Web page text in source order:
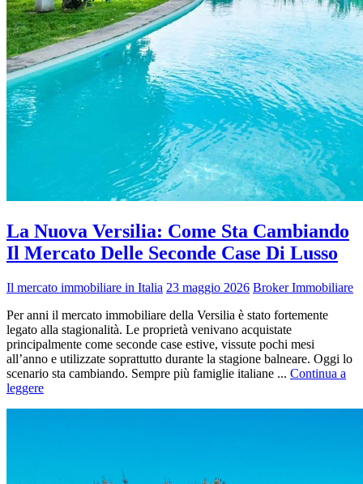
La Nuova Versilia: Come Sta Cambiando
Il Mercato Delle Seconde Case Di Lusso
Il mercato immobiliare in Italia 23 maggio 2026 Broker Immobiliare
Per anni il mercato immobiliare della Versilia è stato fortemente
legato alla stagionalità. Le proprietà venivano acquistate
principalmente come seconde case estive, vissute pochi mesi
all’anno e utilizzate soprattutto durante la stagione balneare. Oggi lo
scenario sta cambiando. Sempre più famiglie italiane ... Continua a
leggere